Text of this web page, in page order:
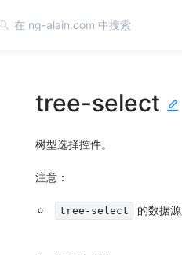
tree-select
树型选择控件。
注意：
tree-select 的数据